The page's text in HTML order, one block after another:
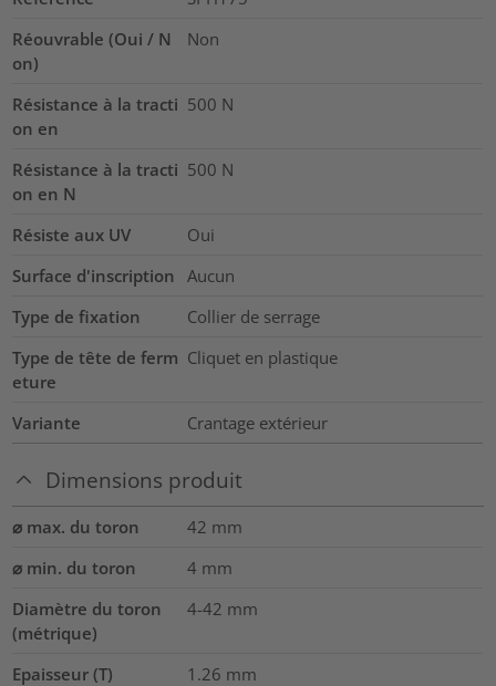
Réouvrable (Oui / N
on)
Non
Résistance à la tracti
on en
500 N
Résistance à la tracti
on en N
500 N
Résiste aux UV
Oui
Surface d'inscription Aucun
Type de fixation
Collier de serrage
Type de tête de ferm
eture
Cliquet en plastique
Variante Crantage extérieur
Dimensions produit
⌀ max. du toron 42 mm
⌀ min. du toron
4 mm
Diamètre du toron
(métrique)
4-42 mm
Epaisseur (T) 1.26 mm